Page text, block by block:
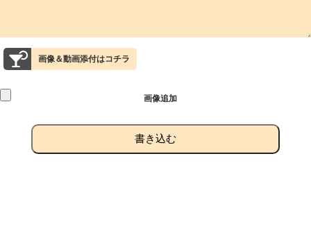
画像＆動画添付はコチラ
画像追加
書き込む